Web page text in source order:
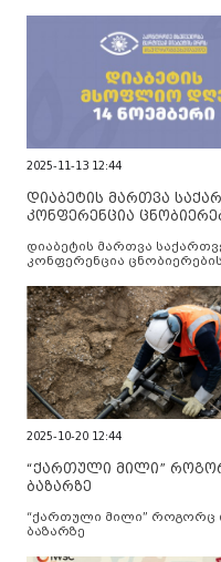
2025-11-13 12:44
დიაბეტის მართვა
კონფერენცია
დიაბეტის მართვა
კონფერენცია
2025-10-20 12:44
“ქართული მილი”
ბაზარზე
“ქართული მილი” როგორც
ბაზარზე